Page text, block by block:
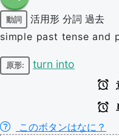
動詞 活用形 分詞 過去
simple past tense
原形: turn into
このボタンはなに？